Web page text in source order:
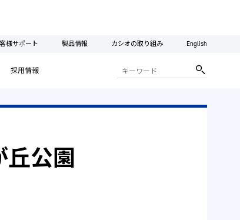
様サポート 製品情報 カシオの取り組み English
採用情報
丘公園